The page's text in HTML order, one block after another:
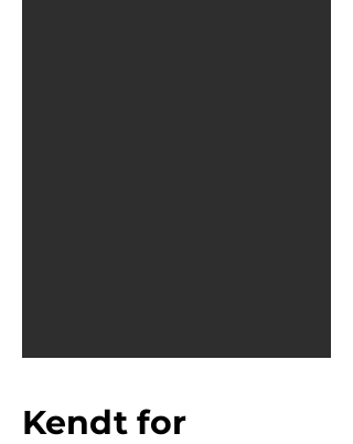
Kendt for